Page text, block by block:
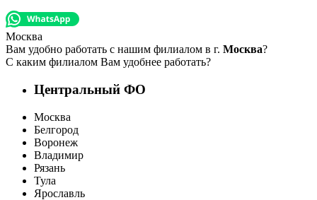
Москва
Вам удобно работать с нашим филиалом в г. Москва?
С каким филиалом Вам удобнее работать?
Центральный ФО
Москва
Белгород
Воронеж
Владимир
Рязань
Тула
Ярославль